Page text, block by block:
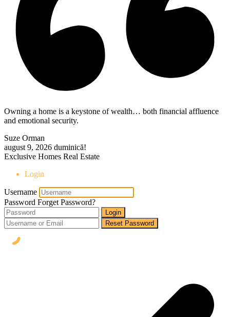
Owning a home is a keystone of wealth… both financial affluence
and emotional security.
Suze Orman
august 9, 2026 duminică!
Exclusive Homes Real Estate
Login
Username
Password Forget Password?
Login
Reset Password